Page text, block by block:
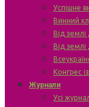
Успішне
Винний
Від
Від землі
Конгрес
Журнали
Усі